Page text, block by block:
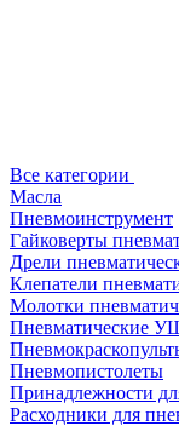
Все категории
Масла
Пневмоинструмент
Гайковерты
Дрели
Клепатели
Молотки
Пневматические
Пневмопистолеты
Принадлежности
Расходники для